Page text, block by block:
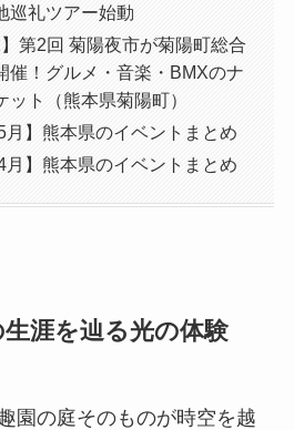
巡礼ツアー始動
】第2回 菊陽夜市が菊陽町総合
催！グルメ・音楽・BMXのナ
ット（熊本県菊陽町）
月】熊本県のイベントまとめ
月】熊本県のイベントまとめ
生涯を辿る光の体験
園の庭そのものが時空を越